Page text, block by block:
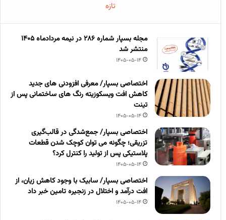
تازه
مجله بسپار شماره 286 در نیمه مردادماه 1405
منتشر شد
1405-05-14
اختصاصی بسپار/ معرفی افزودنی های جدید
کاهش افت ویسکوزیته رنگ های ساختمانی پس از
تینت
1405-05-14
اختصاصی بسپار/ جمع‌شدگی در قالب‌گیری
تزریقی؛ چگونه می توان کوچک شدن قطعات
پلاستیکی پس از تولید را کنترل کرد؟
1405-05-14
اختصاصی بسپار/ سابیک با وجود کاهش زیان، از
افت درآمد و اختلال در زنجیره تامین خبر داد
1405-05-14